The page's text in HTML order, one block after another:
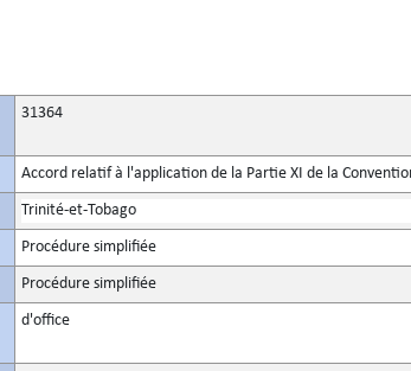
31364
Accord relatif à l'application de la Partie XI de la
Trinité-et-Tobago
Procédure simplifiée
Procédure simplifiée
d'office